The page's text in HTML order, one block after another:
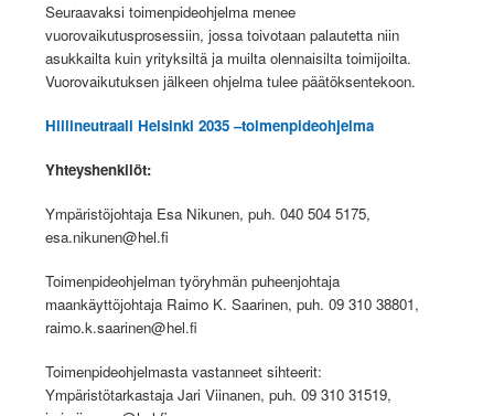
Seuraavaksi toimenpideohjelma menee
vuorovaikutusprosessiin, jossa toivotaan palautetta niin
asukkailta kuin yrityksiltä ja muilta olennaisilta toimijoilta.
Vuorovaikutuksen jälkeen ohjelma tulee päätöksentekoon.
Hiilineutraali Helsinki 2035 –toimenpideohjelma
Yhteyshenkilöt:
Ympäristöjohtaja Esa Nikunen, puh. 040 504 5175,
esa.nikunen@hel.fi
Toimenpideohjelman työryhmän puheenjohtaja
maankäyttöjohtaja Raimo K. Saarinen, puh. 09 310 38801,
raimo.k.saarinen@hel.fi
Toimenpideohjelmasta vastanneet sihteerit:
Ympäristötarkastaja Jari Viinanen, puh. 09 310 31519,